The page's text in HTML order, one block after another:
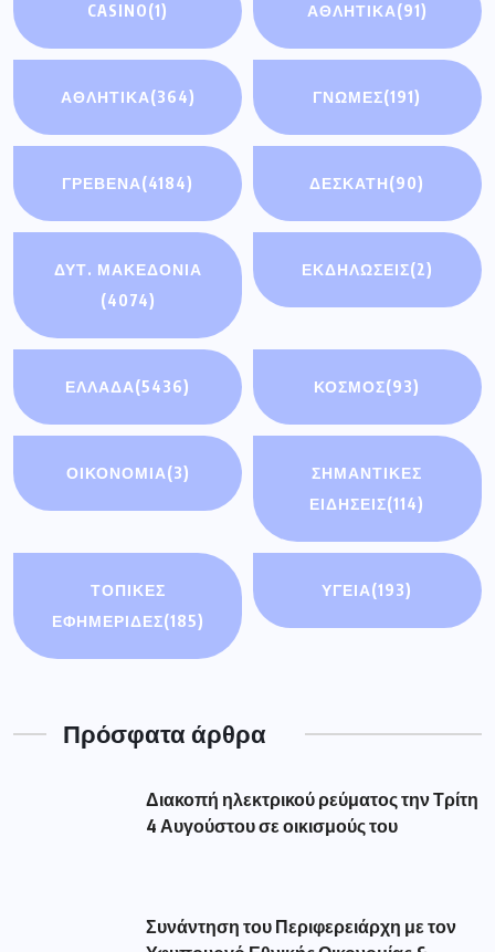
CASINO(1) ΑΘΛΗΤΙΚΆ(91)
ΑΘΛΗΤΙΚΑ(364) ΓΝΩΜΕΣ(191)
ΓΡΕΒΕΝΑ(4184) ΔΕΣΚΑΤΗ(90)
ΔΥΤ. ΜΑΚΕΔΟΝΙΑ
(4074)
ΕΚΔΗΛΩΣΕΙΣ(2)
ΕΛΛΑΔΑ(5436) ΚΟΣΜΟΣ(93)
ΟΙΚΟΝΟΜΊΑ(3)
ΣΗΜΑΝΤΙΚΈΣ
ΕΙΔΉΣΕΙΣ(114)
ΤΟΠΙΚΕΣ
ΕΦΗΜΕΡΙΔΕΣ(185)
ΥΓΕΙΑ(193)
Πρόσφατα άρθρα
Διακοπή ηλεκτρικού ρεύματος την Τρίτη
4 Αυγούστου σε οικισμούς του
Οικονομικών